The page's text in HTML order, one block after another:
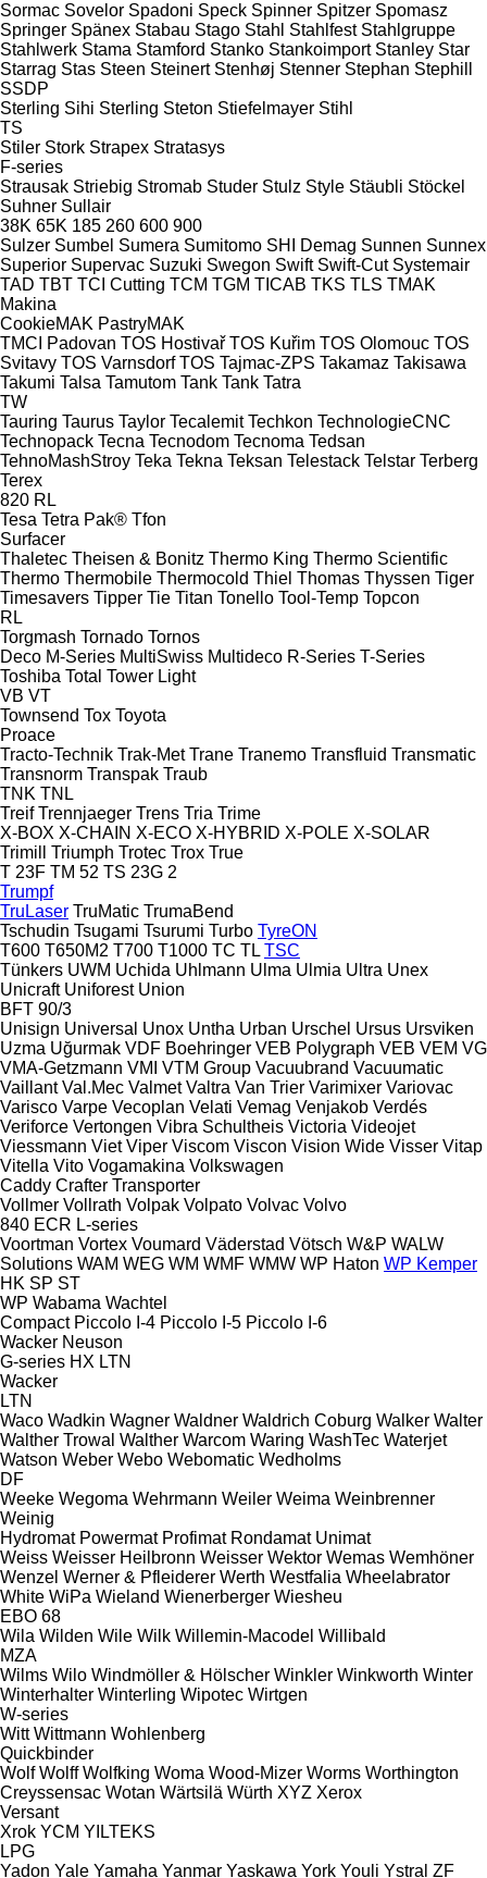
Sormac Sovelor Spadoni Speck Spinner Spitzer Spomasz
Springer Spänex Stabau Stago Stahl Stahlfest Stahlgruppe
Stahlwerk Stama Stamford Stanko Stankoimport Stanley Star
Starrag Stas Steen Steinert Stenhøj Stenner Stephan Stephill
SSDP
Sterling Sihi Sterling Steton Stiefelmayer Stihl
TS
Stiler Stork Strapex Stratasys
F-series
Strausak Striebig Stromab Studer Stulz Style Stäubli Stöckel
Suhner Sullair
38K 65K 185 260 600 900
Sulzer Sumbel Sumera Sumitomo SHI Demag Sunnen Sunnex
Superior Supervac Suzuki Swegon Swift Swift-Cut Systemair
TAD TBT TCI Cutting TCM TGM TICAB TKS TLS TMAK
Makina
CookieMAK PastryMAK
TMCI Padovan TOS Hostivař TOS Kuřim TOS Olomouc TOS
Svitavy TOS Varnsdorf TOS Tajmac-ZPS Takamaz Takisawa
Takumi Talsa Tamutom Tank Tank Tatra
TW
Tauring Taurus Taylor Tecalemit Techkon TechnologieCNC
Technopack Tecna Tecnodom Tecnoma Tedsan
TehnoMashStroy Teka Tekna Teksan Telestack Telstar Terberg
Terex
820 RL
Tesa Tetra Pak® Tfon
Surfacer
Thaletec Theisen & Bonitz Thermo King Thermo Scientific
Thermo Thermobile Thermocold Thiel Thomas Thyssen Tiger
Timesavers Tipper Tie Titan Tonello Tool-Temp Topcon
RL
Torgmash Tornado Tornos
Deco M-Series MultiSwiss Multideco R-Series T-Series
Toshiba Total Tower Light
VB VT
Townsend Tox Toyota
Proace
Tracto-Technik Trak-Met Trane Tranemo Transfluid Transmatic
Transnorm Transpak Traub
TNK TNL
Treif Trennjaeger Trens Tria Trime
X-BOX X-CHAIN X-ECO X-HYBRID X-POLE X-SOLAR
Trimill
Triumph Trotec Trox True
T 23F TM 52 TS 23G 2
Trumpf
TruLaser TruMatic TrumaBend
Tschudin Tsugami Tsurumi Turbo TyreON
T600 T650M2 T700 T1000 TC TL TSC
Tünkers UWM Uchida Uhlmann Ulma Ulmia Ultra Unex
Unicraft Uniforest Union
BFT 90/3
Unisign Universal Unox Untha Urban Urschel Ursus Ursviken
Uzma Uğurmak VDF Boehringer VEB Polygraph VEB VEM VG
VMA-Getzmann VMI VTM Group Vacuubrand Vacuumatic
Vaillant Val.Mec Valmet Valtra Van Trier Varimixer Variovac
Varisco Varpe Vecoplan Velati Vemag Venjakob Verdés
Veriforce Vertongen Vibra Schultheis Victoria Videojet
Viessmann Viet Viper Viscom Viscon Vision Wide Visser Vitap
Vitella Vito Vogamakina Volkswagen
Caddy Crafter Transporter
Vollmer Vollrath Volpak Volpato Volvac Volvo
840 ECR L-series
Voortman Vortex Voumard Väderstad Vötsch W&P WALW
Solutions WAM WEG WM WMF WMW WP Haton WP Kemper
HK SP ST
WP Wabama Wachtel
Compact Piccolo I-4 Piccolo I-5 Piccolo I-6
Wacker Neuson
G-series HX LTN
Wacker
LTN
Waco Wadkin Wagner Waldner Waldrich Coburg Walker Walter
Walther Trowal Walther Warcom Waring WashTec Waterjet
Watson Weber Webo Webomatic Wedholms
DF
Weeke Wegoma Wehrmann Weiler Weima Weinbrenner
Weinig
Hydromat Powermat Profimat Rondamat Unimat
Weiss Weisser Heilbronn Weisser Wektor Wemas Wemhöner
Wenzel Werner & Pfleiderer Werth Westfalia Wheelabrator
White WiPa Wieland Wienerberger Wiesheu
EBO 68
Wila Wilden Wile Wilk Willemin-Macodel Willibald
MZA
Wilms Wilo Windmöller & Hölscher Winkler Winkworth Winter
Winterhalter Winterling Wipotec Wirtgen
W-series
Witt Wittmann Wohlenberg
Quickbinder
Wolf Wolff Wolfking Woma Wood-Mizer Worms Worthington
Creyssensac Wotan Wärtsilä Würth XYZ Xerox
Versant
Xrok YCM YILTEKS
LPG
Yadon Yale Yamaha Yanmar Yaskawa York Youli Ystral ZF